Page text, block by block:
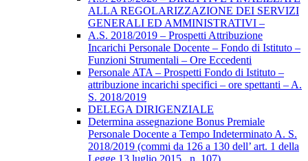
ALLA REGOLARIZZAZIONE DEI SERVIZI
GENERALI ED AMMINISTRATIVI –
A.S. 2018/2019 – Prospetti Attribuzione
Incarichi Personale Docente – Fondo di Istituto –
Funzioni Strumentali – Ore Eccedenti
Personale ATA – Prospetti Fondo di Istituto –
attribuzione incarichi specifici – ore spettanti – A.
S. 2018/2019
DELEGA DIRIGENZIALE
Determina assegnazione Bonus Premiale
Personale Docente a Tempo Indeterminato A. S.
2018/2019 (commi da 126 a 130 dell’ art. 1 della